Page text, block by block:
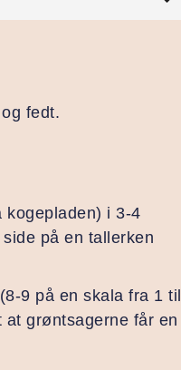
fedt.
kogepladen) i 3-4
på en tallerken
9 på en skala fra 1 til
grøntsagerne får en